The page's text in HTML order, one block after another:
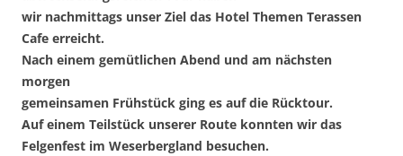
wir nachmittags unser Ziel das Hotel Themen Terassen
Cafe erreicht.
Nach einem gemütlichen Abend und am nächsten
morgen
gemeinsamen Frühstück ging es auf die Rücktour.
Auf einem Teilstück unserer Route konnten wir das
Felgenfest im Weserbergland besuchen.